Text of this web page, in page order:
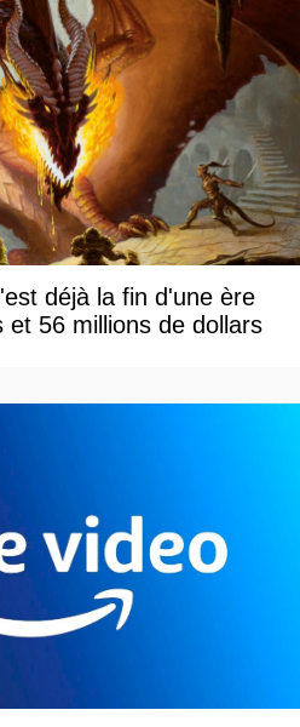
déjà la fin d'une ère
56 millions de dollars